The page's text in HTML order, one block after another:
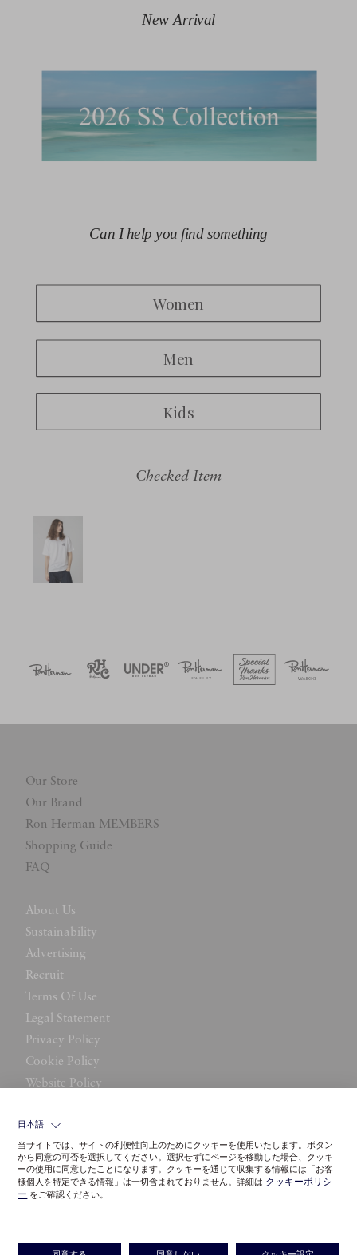
Checked Item
Our Store
Our Brand
Ron Herman MEMBERS
Shopping Guide
FAQ
About Us
Sustainability
Advertising
Recruit
Terms Of Use
Legal Statement
Privacy Policy
Cookie Policy
Website Policy
日本語
当サイトでは、サイトの利便性向上のためにクッキーを使用いたします。ボタン
から同意の可否を選択してください。選択せずにページを移動した場合、クッキ
ーの使用に同意したことになります。クッキーを通じて収集する情報には「お客
様個人を特定できる情報」は一切含まれておりません。詳細は クッキーポリシ
ー をご確認ください。